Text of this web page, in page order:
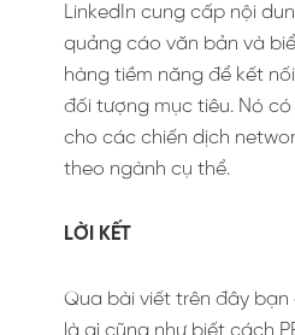
LinkedIn cung cấp nội
quảng cáo văn bản và
hàng tiềm năng để kết
đối tượng mục tiêu. Nó
cho các chiến dịch
theo ngành cụ thể.
LỜI KẾT
Qua bài viết trên đây
là gì cũng như biết cách